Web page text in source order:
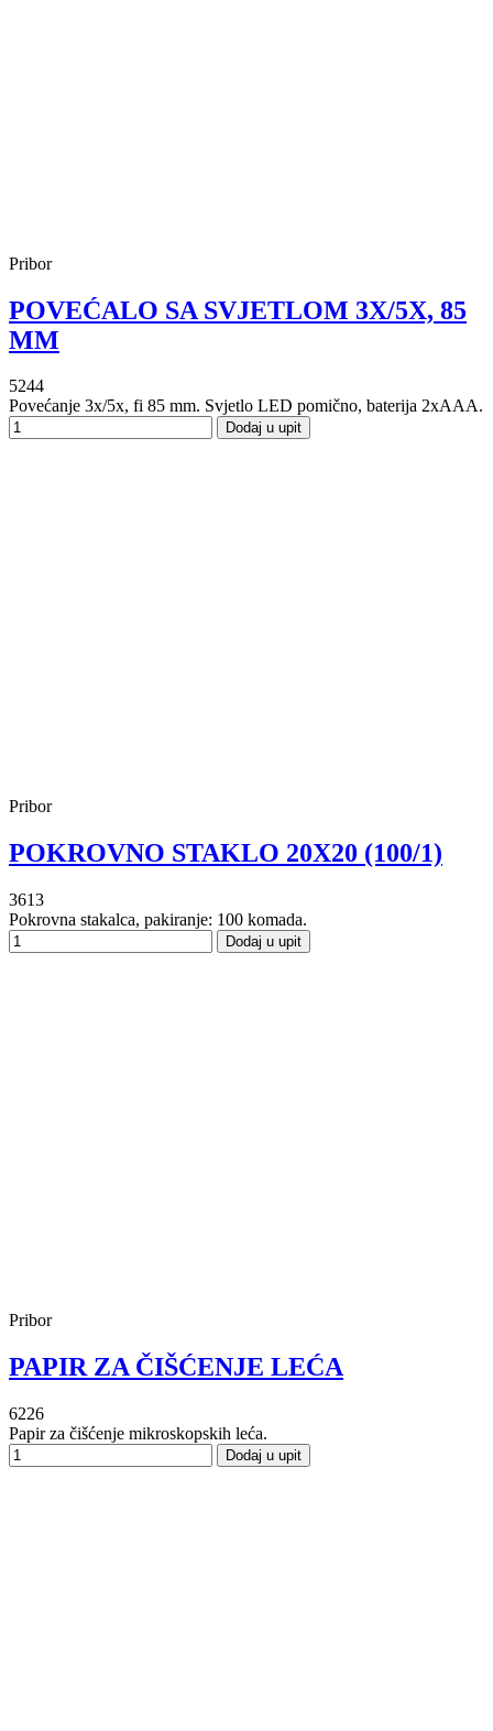
Pribor
POVEĆALO SA SVJETLOM 3X/5X, 85
MM
5244
Povećanje 3x/5x, fi 85 mm. Svjetlo LED pomično, baterija 2xAAA.
Dodaj u upit
Pribor
POKROVNO STAKLO 20X20 (100/1)
3613
Pokrovna stakalca, pakiranje: 100 komada.
Dodaj u upit
Pribor
PAPIR ZA ČIŠĆENJE LEĆA
6226
Papir za čišćenje mikroskopskih leća.
Dodaj u upit